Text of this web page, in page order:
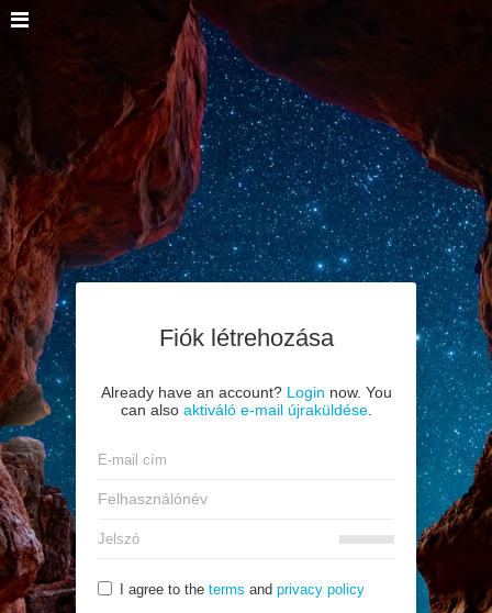
Fiók létrehozása
Already have an account? Login now. You
can also aktiváló e-mail újraküldése.
I agree to the terms and privacy policy